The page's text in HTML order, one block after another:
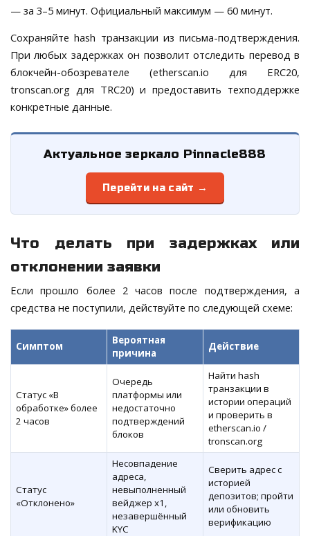
— за 3–5 минут. Официальный максимум — 60 минут.
Сохраняйте hash транзакции из письма-подтверждения.
При любых задержках он позволит отследить перевод в
блокчейн-обозревателе (etherscan.io для ERC20,
tronscan.org для TRC20) и предоставить техподдержке
конкретные данные.
Актуальное зеркало Pinnacle888
Перейти на сайт →
Что делать при задержках или
отклонении заявки
Если прошло более 2 часов после подтверждения, а
средства не поступили, действуйте по следующей схеме:
Симптом
Вероятная
причина
Действие
Статус «В
обработке» более
2 часов
Очередь
платформы или
недостаточно
подтверждений
блоков
Найти hash
транзакции в
истории операций
и проверить в
etherscan.io /
tronscan.org
Статус
«Отклонено»
Несовпадение
адреса,
невыполненный
вейджер x1,
незавершённый
KYC
Сверить адрес с
историей
депозитов; пройти
или обновить
верификацию